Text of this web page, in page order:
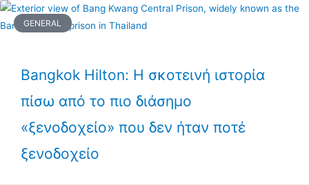
GENERAL
Bangkok Hilton: Η σκοτεινή ιστορία
πίσω από το πιο διάσημο
«ξενοδοχείο» που δεν ήταν ποτέ
ξενοδοχείο